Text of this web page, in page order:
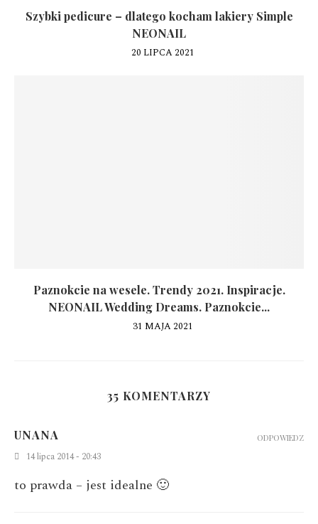
Szybki pedicure – dlatego kocham lakiery Simple
NEONAIL
20 LIPCA 2021
Paznokcie na wesele. Trendy 2021. Inspiracje.
NEONAIL Wedding Dreams. Paznokcie...
31 MAJA 2021
35 KOMENTARZY
UNANA
14 lipca 2014 - 20:43
to prawda – jest idealne 🙂
ODPOWIEDZ